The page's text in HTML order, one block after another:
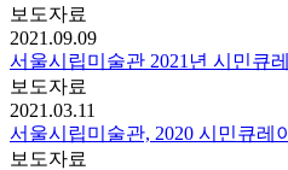
보도자료
2021.09.09
서울시립미술관 2021년 시민큐
보도자료
2021.03.11
서울시립미술관, 2020 시민큐레
보도자료